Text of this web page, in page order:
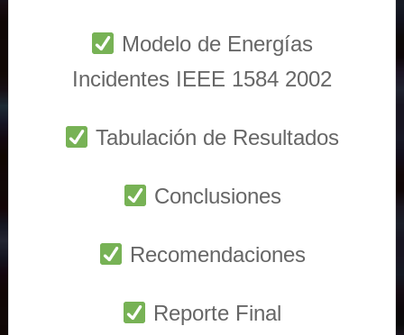
Modelo de Energías
Incidentes IEEE 1584 2002
Tabulación de Resultados
Conclusiones
Recomendaciones
Reporte Final